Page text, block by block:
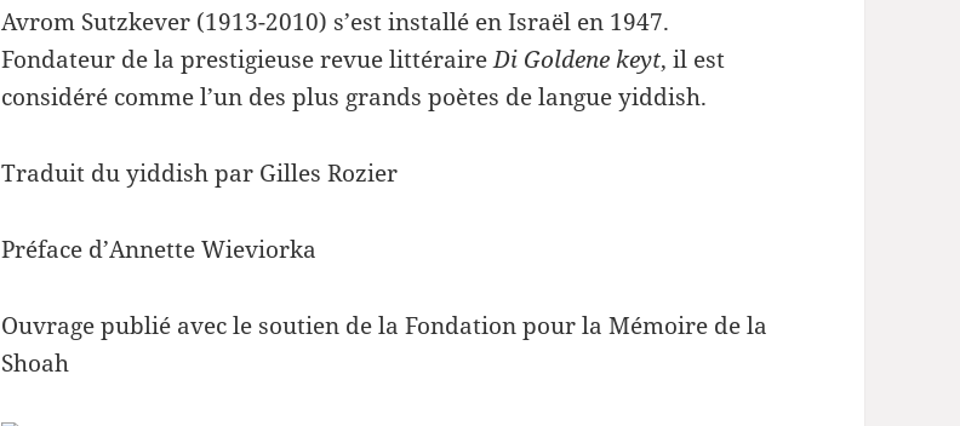
Avrom Sutzkever (1913-2010) s’est installé en Israël en 1947.
Fondateur de la prestigieuse revue littéraireDi Goldene keyt, il est
considéré comme l’un des plus grands poètes de langue yiddish.
Traduit du yiddish par Gilles Rozier
Préface d’Annette Wieviorka
Ouvrage publié avec le soutien de la Fondation pour la Mémoire de la
Shoah